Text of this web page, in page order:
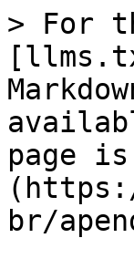
> For
page
br/